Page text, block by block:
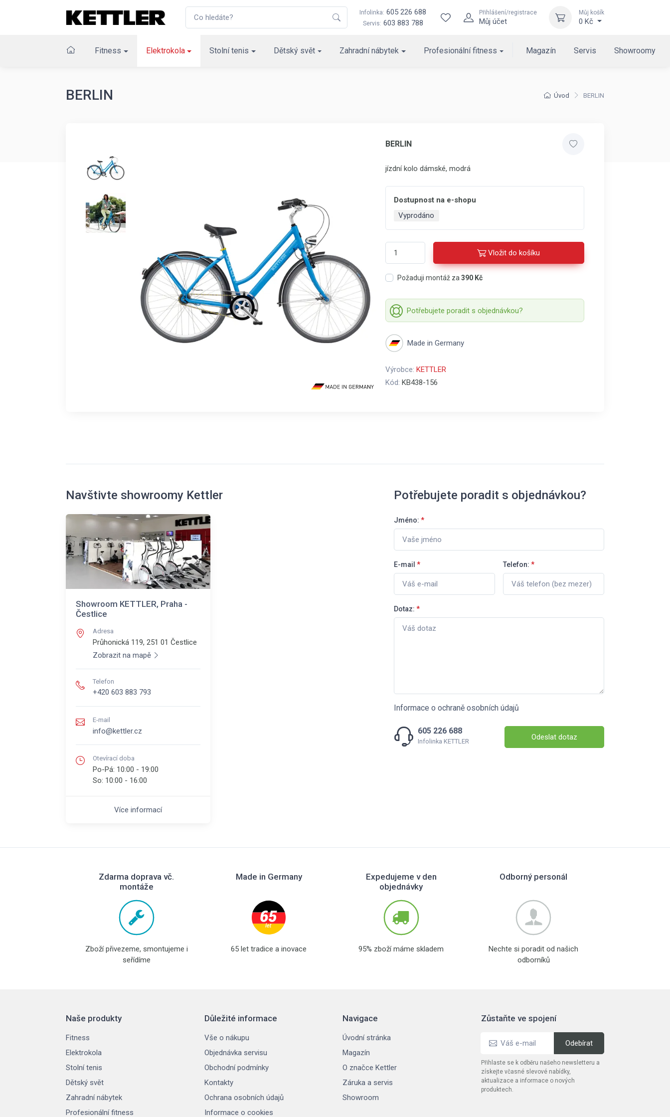
Infolinka: 605 226 688
Servis: 603 883 788
Přihlášení/registrace
Můj účet
Můj košík
0 Kč
Fitness Elektrokola Stolní tenis Dětský svět Zahradní nábytek Profesionální fitness Magazín Servis Showroomy
Úvod BERLIN
BERLIN
BERLIN
jízdní kolo dámské, modrá
Dostupnost na e-shopu
Vyprodáno
Vložit do košíku
Požaduji montáž za 390 Kč
Potřebujete poradit s objednávkou?
Made in Germany
Výrobce: KETTLER
Kód: KB438-156
Navštivte showroomy Kettler
Showroom KETTLER, Praha -
Čestlice
Adresa
Průhonická 119, 251 01 Čestlice
Zobrazit na mapě
Telefon
+420 603 883 793
E-mail
info@kettler.cz
Otevírací doba
Po-Pá: 10:00 - 19:00
So: 10:00 - 16:00
Více informací
Potřebujete poradit s objednávkou?
Jméno: *
E-mail * Telefon: *
Dotaz: *
Informace o ochraně osobních údajů
605 226 688
Infolinka KETTLER Odeslat dotaz
Zdarma doprava vč.
montáže
Zboží přivezeme, smontujeme i
seřídíme
Made in Germany
65 let tradice a inovace
Expedujeme v den
objednávky
95% zboží máme skladem
Odborný personál
Nechte si poradit od našich
odborníků
Naše produkty
Fitness
Elektrokola
Stolní tenis
Dětský svět
Zahradní nábytek
Profesionální fitness
Důležité informace
Vše o nákupu
Objednávka servisu
Obchodní podmínky
Kontakty
Ochrana osobních údajů
Informace o cookies
Navigace
Úvodní stránka
Magazín
O značce Kettler
Záruka a servis
Showroom
Zůstaňte ve spojení
Přihlaste se k odběru našeho newsletteru a
získejte včasné slevové nabídky,
aktualizace a informace o nových
produktech.